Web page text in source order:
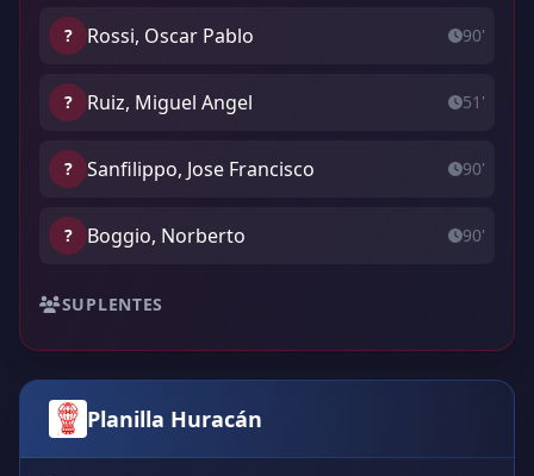
? Rossi, Oscar Pablo 90'
? Ruiz, Miguel Angel 51'
? Sanfilippo, Jose Francisco 90'
? Boggio, Norberto 90'
SUPLENTES
Planilla Huracán